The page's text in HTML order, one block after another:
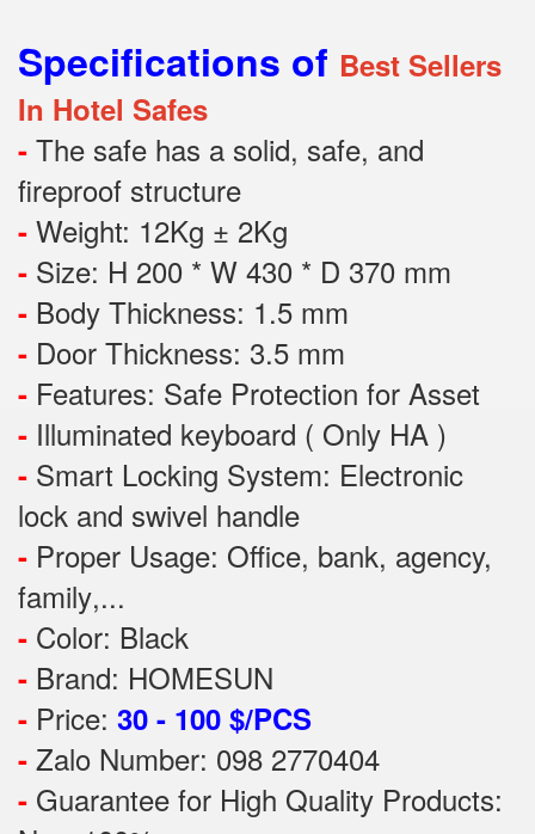
Specifications of Best Sellers
In Hotel Safes
- The safe has a solid, safe, and
fireproof structure
- Weight: 12Kg ± 2Kg
- Size: H 200 * W 430 * D 370 mm
- Body Thickness: 1.5 mm
- Door Thickness: 3.5 mm
- Features: Safe Protection for Asset
- Illuminated keyboard ( Only HA )
- Smart Locking System: Electronic
lock and swivel handle
- Proper Usage: Office, bank, agency,
family,...
- Color: Black
- Brand: HOMESUN
- Price: 30 - 100 $/PCS
- Zalo Number: 098 2770404
- Guarantee for High Quality Products: